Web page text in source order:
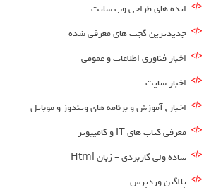
ایده های طراحی وب سایت
جدیدترین گجت های معرفی شده
اخبار فناوری اطلاعات و عمومی
اخبار سایت
اخبار , آموزش و برنامه های ویندوز و موبایل
معرفی کتاب های IT و کامپیوتر
ساده ولی کاربردی – زبان Html
پلاگین وردپرس